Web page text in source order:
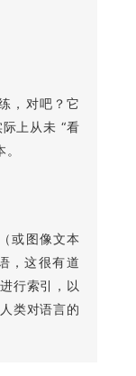
，对吧？它
上从未 “看
或图像文本
，这很有道
行索引，以
类对语言的